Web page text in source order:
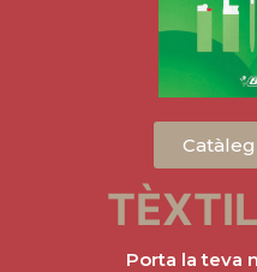
TÈXTIL
Porta la teva